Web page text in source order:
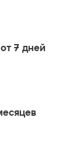
от 7 дней